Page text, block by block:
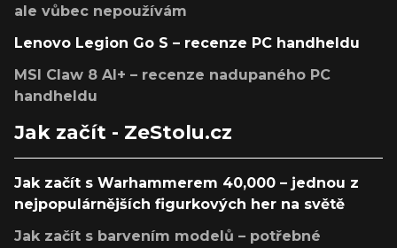
ale vůbec nepoužívám
Lenovo Legion Go S – recenze PC handheldu
MSI Claw 8 AI+ – recenze nadupaného PC
handheldu
Jak začít - ZeStolu.cz
Jak začít s Warhammerem 40,000 – jednou z
nejpopulárnějších figurkových her na světě
Jak začít s barvením modelů – potřebné